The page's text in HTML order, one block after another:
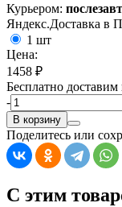
Курьером:
Яндекс.Доставка в
1 шт
Цена:
1458 ₽
Бесплатно
-
В корзину
Поделитесь или
С этим